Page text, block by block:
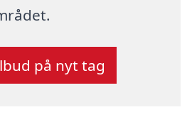
på nyt tag